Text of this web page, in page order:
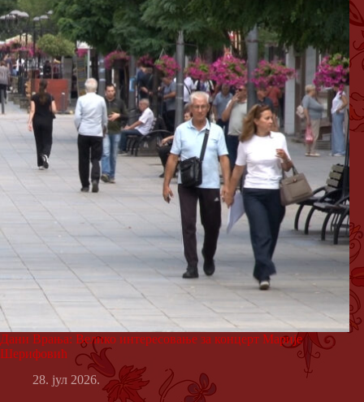
Дани Врања: Велико интересовање за концерт Марије
Шерифовић
28. јул 2026.